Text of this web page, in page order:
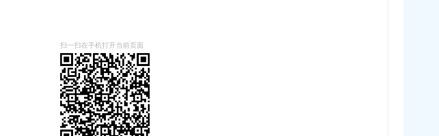
扫一扫在手机打开当前页面